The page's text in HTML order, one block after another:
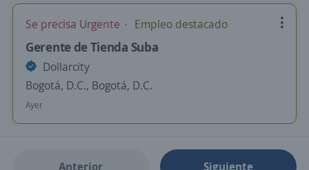
Se precisa Urgente Empleo destacado
Gerente de Tienda Suba
Dollarcity
Bogotá, D.C., Bogotá, D.C.
Ayer
Anterior Siguiente